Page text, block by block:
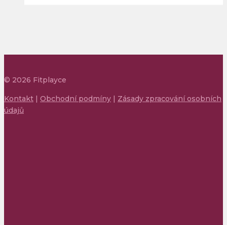
© 2026 Fitplayce
Kontakt | Obchodní podmíny | Zásady zpracování osobních
údajů